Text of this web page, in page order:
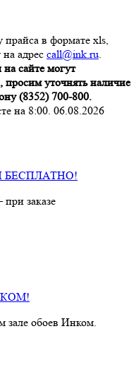
в формате xls,
на адрес call@ink.ru.
сайте могут
просим уточнять наличие
(8352) 700-800.
на 8:00. 06.08.2026
БЕСПЛАТНО!
заказе
зале обоев Инком.